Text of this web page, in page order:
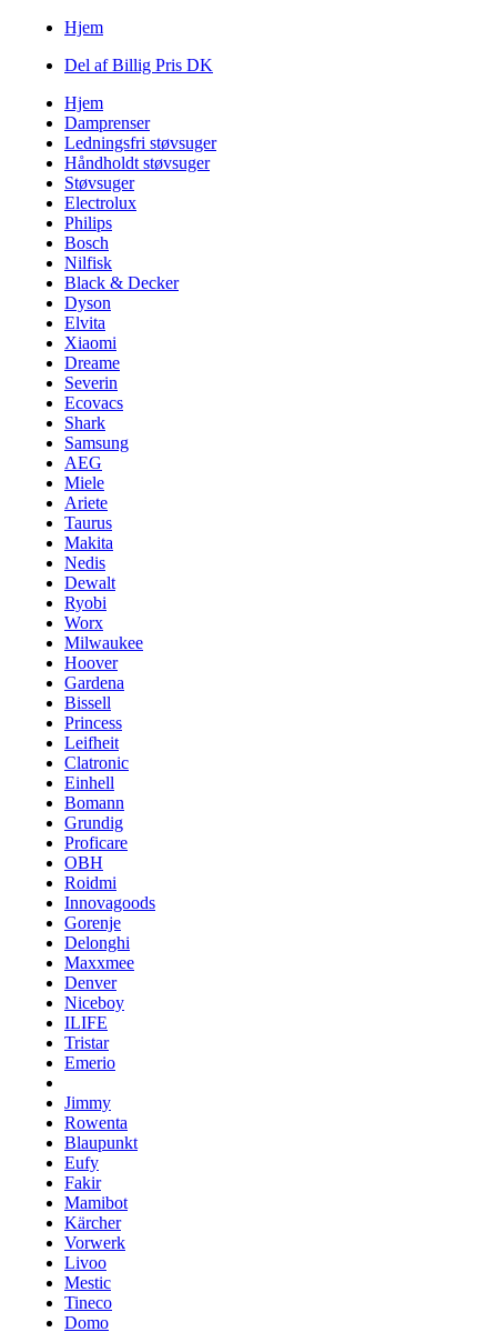
Hjem
Del af Billig Pris DK
Hjem
Damprenser
Ledningsfri støvsuger
Håndholdt støvsuger
Støvsuger
Electrolux
Philips
Bosch
Nilfisk
Black & Decker
Dyson
Elvita
Xiaomi
Dreame
Severin
Ecovacs
Shark
Samsung
AEG
Miele
Ariete
Taurus
Makita
Nedis
Dewalt
Ryobi
Worx
Milwaukee
Hoover
Gardena
Bissell
Princess
Leifheit
Clatronic
Einhell
Bomann
Grundig
Proficare
OBH
Roidmi
Innovagoods
Gorenje
Delonghi
Maxxmee
Denver
Niceboy
ILIFE
Tristar
Emerio
Jimmy
Rowenta
Blaupunkt
Eufy
Fakir
Mamibot
Kärcher
Vorwerk
Livoo
Mestic
Tineco
Domo